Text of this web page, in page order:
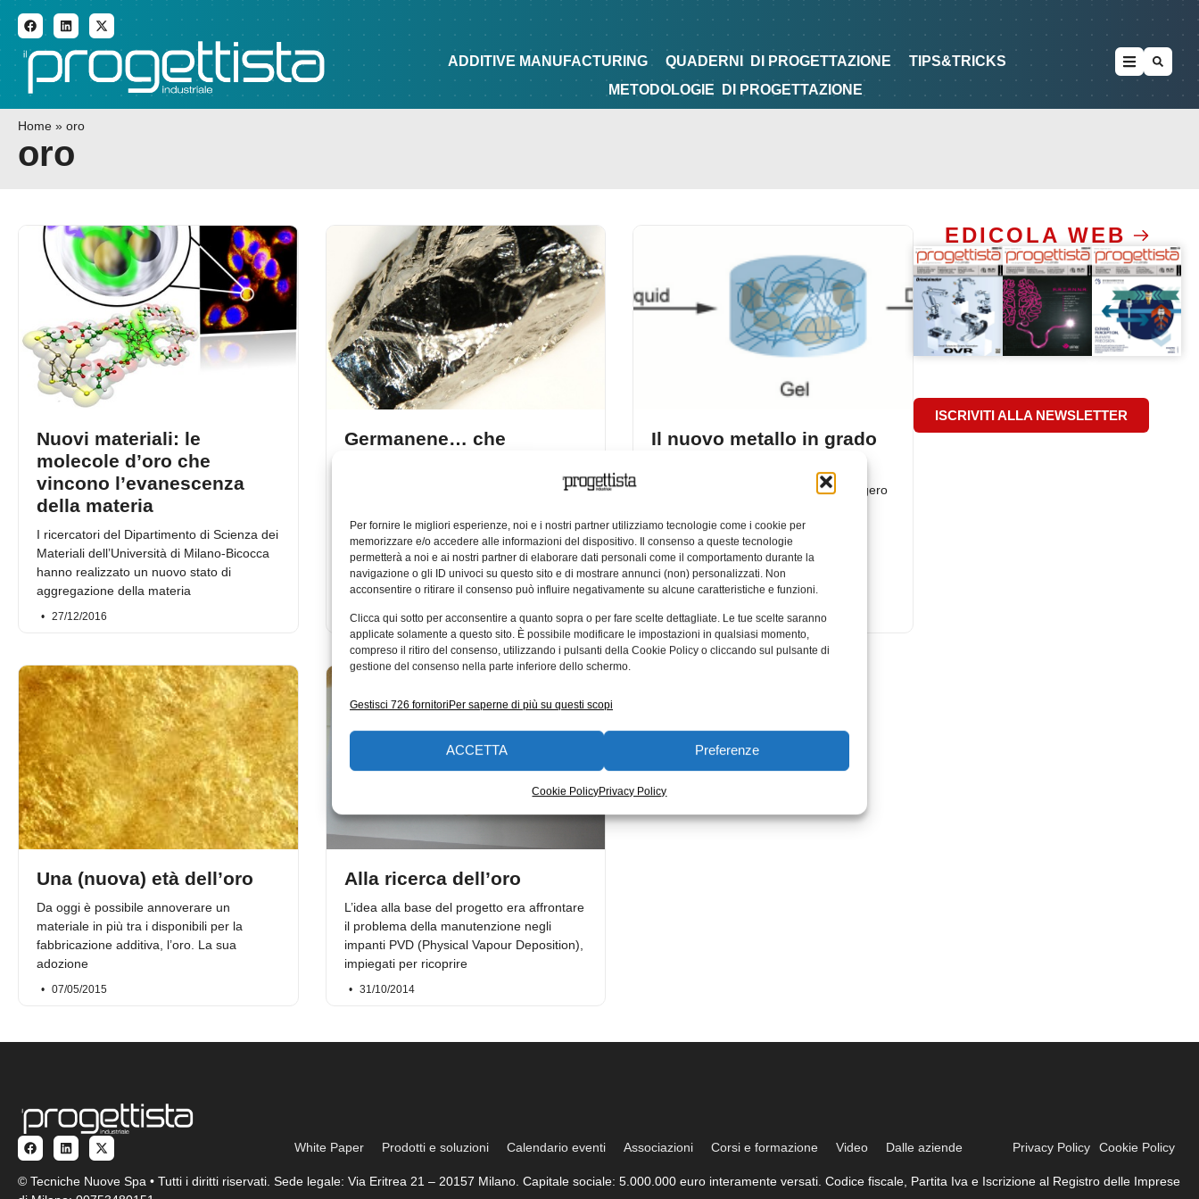
Per fornire le migliori esperienze, noi e i nostri partner utilizziamo tecnologie come i cookie per
memorizzare e/o accedere alle informazioni del dispositivo. Il consenso a queste tecnologie
permetterà a noi e ai nostri partner di elaborare dati personali come il comportamento durante la
navigazione o gli ID univoci su questo sito e di mostrare annunci (non) personalizzati. Non
acconsentire o ritirare il consenso può influire negativamente su alcune caratteristiche e funzioni.
Clicca qui sotto per acconsentire a quanto sopra o per fare scelte dettagliate. Le tue scelte saranno
applicate solamente a questo sito. È possibile modificare le impostazioni in qualsiasi momento,
compreso il ritiro del consenso, utilizzando i pulsanti della Cookie Policy o cliccando sul pulsante di
gestione del consenso nella parte inferiore dello schermo.
Gestisci 726 fornitoriPer saperne di più su questi scopi
ACCETTA Preferenze
Cookie PolicyPrivacy Policy
ADDITIVE MANUFACTURING QUADERNI DI PROGETTAZIONE TIPS&TRICKS METODOLOGIE DI PROGETTAZIONE
ADDITIVE MANUFACTURING QUADERNI DI PROGETTAZIONE
TIPS&TRICKS
METODOLOGIE
DI PROGETTAZIONE
Home » oro
oro
Nuovi materiali: le
molecole d’oro che
vincono l’evanescenza
della materia
I ricercatori del Dipartimento di Scienza dei
Materiali dell’Università di Milano-Bicocca
hanno realizzato un nuovo stato di
aggregazione della materia
27/12/2016
Germanene… che
primato detenuto dal grafene. Potrebbe
essere. Le potenzialità del
22/02/2016
Il nuovo metallo in grado
Brilla come l’oro, ma è più soffice, leggero
professor of Food and Soft Materials,
insieme al
04/02/2016
Una (nuova) età dell’oro
Da oggi è possibile annoverare un
materiale in più tra i disponibili per la
fabbricazione additiva, l’oro. La sua
adozione
07/05/2015
Alla ricerca dell’oro
L’idea alla base del progetto era affrontare
il problema della manutenzione negli
impanti PVD (Physical Vapour Deposition),
impiegati per ricoprire
31/10/2014
EDICOLA WEB
ISCRIVITI ALLA NEWSLETTER
White Paper Prodotti e soluzioni Calendario eventi Associazioni Corsi e formazione Video Dalle aziende Privacy Policy Cookie Policy
© Tecniche Nuove Spa • Tutti i diritti riservati. Sede legale: Via Eritrea 21 – 20157 Milano. Capitale sociale: 5.000.000 euro interamente versati. Codice fiscale, Partita Iva e Iscrizione al Registro delle Imprese